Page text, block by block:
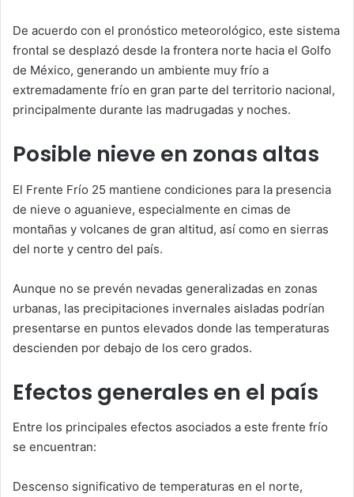
De acuerdo con el pronóstico meteorológico, este sistema
frontal se desplazó desde la frontera norte hacia el Golfo
de México, generando un ambiente muy frío a
extremadamente frío en gran parte del territorio nacional,
principalmente durante las madrugadas y noches.
Posible nieve en zonas altas
El Frente Frío 25 mantiene condiciones para la presencia
de nieve o aguanieve, especialmente en cimas de
montañas y volcanes de gran altitud, así como en sierras
del norte y centro del país.
Aunque no se prevén nevadas generalizadas en zonas
urbanas, las precipitaciones invernales aisladas podrían
presentarse en puntos elevados donde las temperaturas
descienden por debajo de los cero grados.
Efectos generales en el país
Entre los principales efectos asociados a este frente frío
se encuentran:
Descenso significativo de temperaturas en el norte,